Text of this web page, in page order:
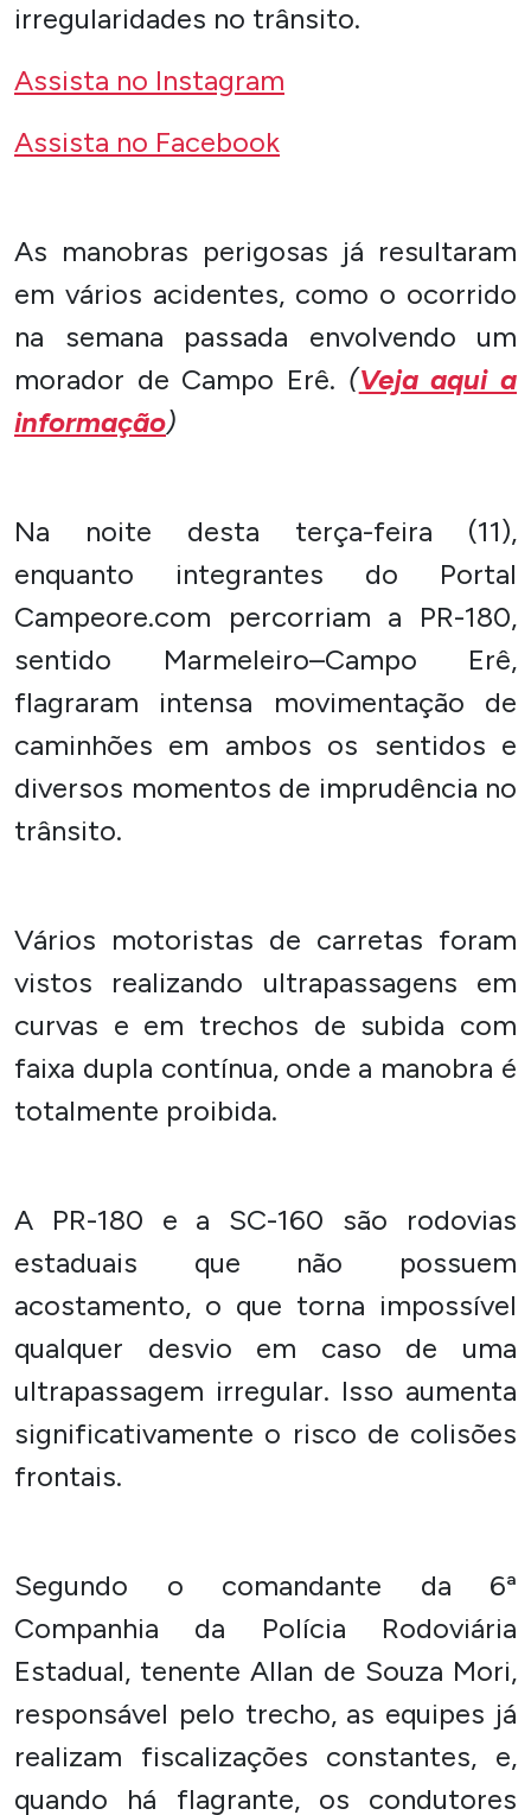
irregularidades no trânsito.
Assista no Instagram
Assista no Facebook
As manobras perigosas já resultaram
em vários acidentes, como o ocorrido
na semana passada envolvendo um
morador de Campo Erê. (Veja aqui a
informação)
Na noite desta terça-feira (11),
enquanto integrantes do Portal
Campeore.com percorriam a PR-180,
sentido Marmeleiro–Campo Erê,
flagraram intensa movimentação de
caminhões em ambos os sentidos e
diversos momentos de imprudência no
trânsito.
Vários motoristas de carretas foram
vistos realizando ultrapassagens em
curvas e em trechos de subida com
faixa dupla contínua, onde a manobra é
totalmente proibida.
A PR-180 e a SC-160 são rodovias
estaduais que não possuem
acostamento, o que torna impossível
qualquer desvio em caso de uma
ultrapassagem irregular. Isso aumenta
significativamente o risco de colisões
frontais.
Segundo o comandante da 6ª
Companhia da Polícia Rodoviária
Estadual, tenente Allan de Souza Mori,
responsável pelo trecho, as equipes já
realizam fiscalizações constantes, e,
quando há flagrante, os condutores